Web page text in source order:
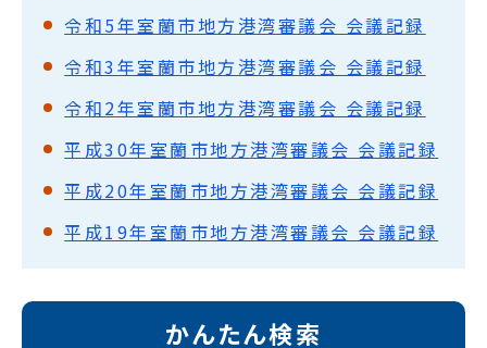
令和5年室蘭市地方港湾審議会 会議記録
令和3年室蘭市地方港湾審議会 会議記録
令和2年室蘭市地方港湾審議会 会議記録
平成30年室蘭市地方港湾審議会 会議記録
平成20年室蘭市地方港湾審議会 会議記録
平成19年室蘭市地方港湾審議会 会議記録
かんたん検索